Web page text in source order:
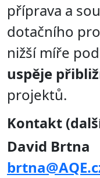
příprava a
dotačního
nižší míře
uspěje
projektů.
Kontakt
David Brtna